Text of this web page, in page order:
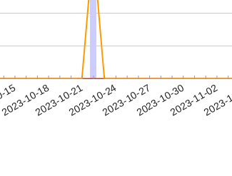
2023-10-182023-10-212023-10-242023-10-272023-10-302023-11-02